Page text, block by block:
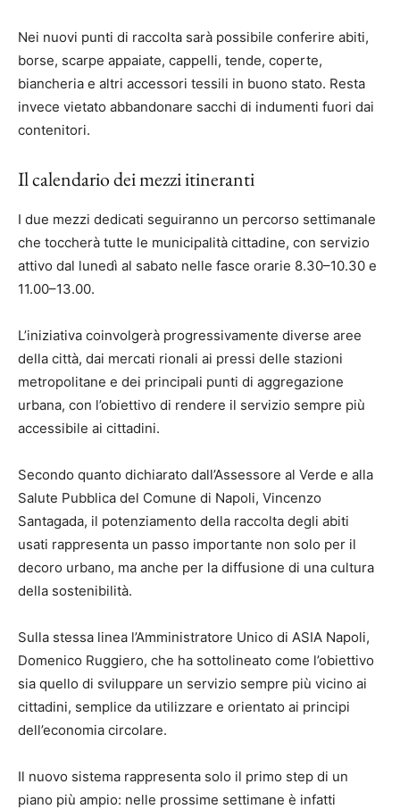
Nei nuovi punti di raccolta sarà possibile conferire abiti,
borse, scarpe appaiate, cappelli, tende, coperte,
biancheria e altri accessori tessili in buono stato. Resta
invece vietato abbandonare sacchi di indumenti fuori dai
contenitori.
Il calendario dei mezzi itineranti
I due mezzi dedicati seguiranno un percorso settimanale
che toccherà tutte le municipalità cittadine, con servizio
attivo dal lunedì al sabato nelle fasce orarie 8.30–10.30 e
11.00–13.00.
L’iniziativa coinvolgerà progressivamente diverse aree
della città, dai mercati rionali ai pressi delle stazioni
metropolitane e dei principali punti di aggregazione
urbana, con l’obiettivo di rendere il servizio sempre più
accessibile ai cittadini.
Secondo quanto dichiarato dall’Assessore al Verde e alla
Salute Pubblica del Comune di Napoli, Vincenzo
Santagada, il potenziamento della raccolta degli abiti
usati rappresenta un passo importante non solo per il
decoro urbano, ma anche per la diffusione di una cultura
della sostenibilità.
Sulla stessa linea l’Amministratore Unico di ASIA Napoli,
Domenico Ruggiero, che ha sottolineato come l’obiettivo
sia quello di sviluppare un servizio sempre più vicino ai
cittadini, semplice da utilizzare e orientato ai principi
dell’economia circolare.
Il nuovo sistema rappresenta solo il primo step di un
piano più ampio: nelle prossime settimane è infatti